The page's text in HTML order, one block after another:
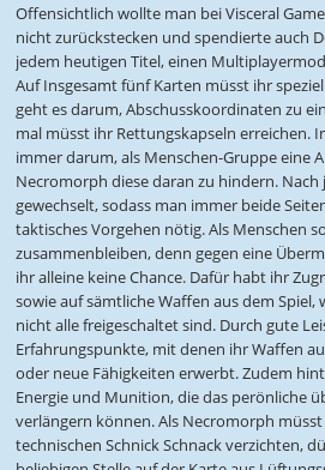
Offensichtlich wollte man bei Visceral
nicht zurückstecken und spendierte auch
jedem heutigen Titel, einen
Auf Insgesamt fünf Karten müsst ihr
geht es darum, Abschusskoordinaten zu
mal müsst ihr Rettungskapseln erreichen.
immer darum, als Menschen-Gruppe eine
Necromorph diese daran zu hindern. Nach
gewechselt, sodass man immer beide
taktisches Vorgehen nötig. Als Menschen
zusammenbleiben, denn gegen eine
ihr alleine keine Chance. Dafür habt ihr
sowie auf sämtliche Waffen aus dem Spiel,
nicht alle freigeschaltet sind. Durch gute
Erfahrungspunkte, mit denen ihr Waffen
oder neue Fähigkeiten erwerbt. Zudem
Energie und Munition, die das perönliche
verlängern können. Als Necromorph
technischen Schnick Schnack verzichten,